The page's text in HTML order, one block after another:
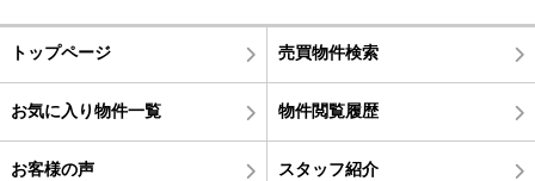
トップページ 売買物件検索
お気に入り物件一覧 物件閲覧履歴
お客様の声 スタッフ紹介